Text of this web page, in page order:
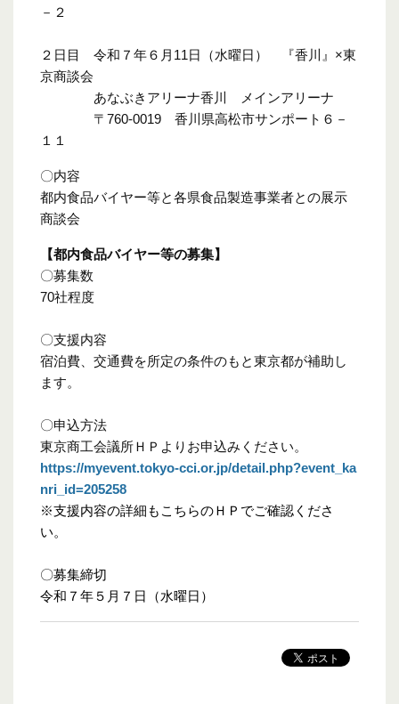
－２
２日目 令和７年６月11日（水曜日） 『香川』×東
京商談会
あなぶきアリーナ香川 メインアリーナ
〒760-0019 香川県高松市サンポート６－
１１
〇内容
都内食品バイヤー等と各県食品製造事業者との展示
商談会
【都内食品バイヤー等の募集】
〇募集数
70社程度
〇支援内容
宿泊費、交通費を所定の条件のもと東京都が補助し
ます。
〇申込方法
東京商工会議所ＨＰよりお申込みください。
https://myevent.tokyo-cci.or.jp/detail.php?event_ka
nri_id=205258
※支援内容の詳細もこちらのＨＰでご確認くださ
い。
〇募集締切
令和７年５月７日（水曜日）